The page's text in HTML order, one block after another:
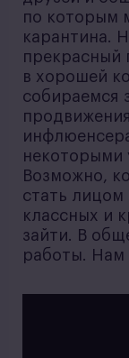
по которым
карантина.
прекрасный
в хорошей
собираемся
некоторыми
Возможно,
стать лицом
классных и
зайти. В
работы. Нам